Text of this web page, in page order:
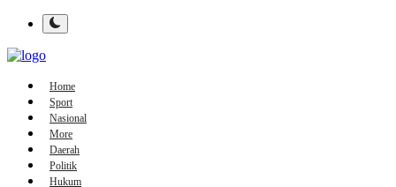
Home
Sport
Nasional
More
Daerah
Politik
Hukum